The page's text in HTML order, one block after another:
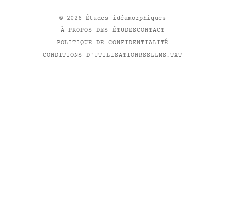
© 2026 Études idéamorphiques
À PROPOS DES ÉTUDESCONTACT
POLITIQUE DE CONFIDENTIALITÉ
CONDITIONS D'UTILISATIONRSSLLMS.TXT